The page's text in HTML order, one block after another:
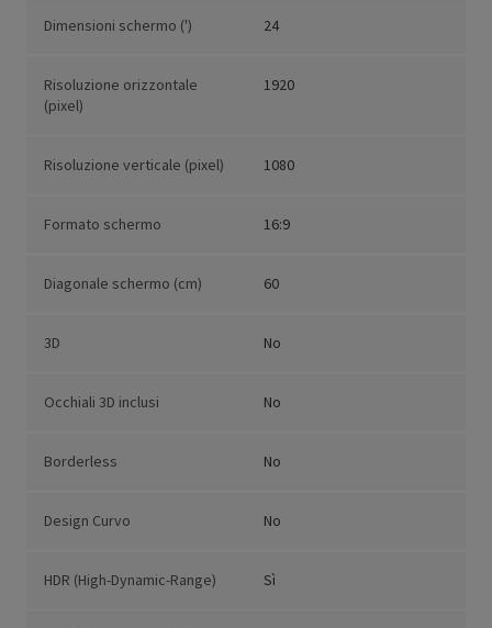
Dimensioni schermo (') 24
Risoluzione orizzontale
(pixel)
1920
Risoluzione verticale (pixel) 1080
Formato schermo 16:9
Diagonale schermo (cm) 60
3D No
Occhiali 3D inclusi No
Borderless No
Design Curvo No
HDR (High-Dynamic-Range) Sì